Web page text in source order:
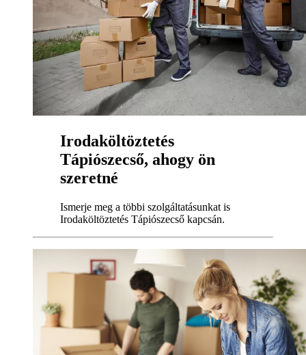
Irodaköltöztetés
Tápiószecső, ahogy ön
szeretné
Ismerje meg a többi szolgáltatásunkat is
Irodaköltöztetés Tápiószecső kapcsán.